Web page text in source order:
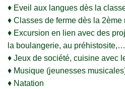
♦ Eveil aux langues dès la
♦ Classes de ferme dès la 2ème
♦ Excursion en lien avec des
la boulangerie, au
♦ Jeux de société, cuisine avec
♦ Musique (jeunesses
♦ Natation